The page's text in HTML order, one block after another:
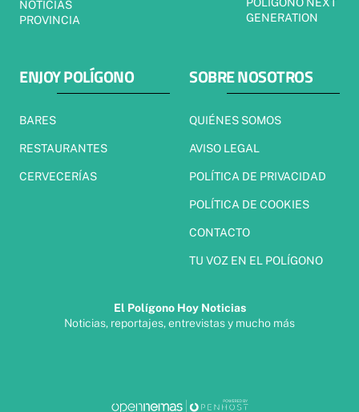
NOTICIAS
PROVINCIA
GENERATION
ENJOY POLÍGONO
BARES
RESTAURANTES
CERVECERÍAS
SOBRE NOSOTROS
QUIÉNES SOMOS
AVISO LEGAL
POLÍTICA DE PRIVACIDAD
POLÍTICA DE COOKIES
CONTACTO
TU VOZ EN EL POLÍGONO
El Polígono Hoy Noticias
Noticias, reportajes, entrevistas y mucho más